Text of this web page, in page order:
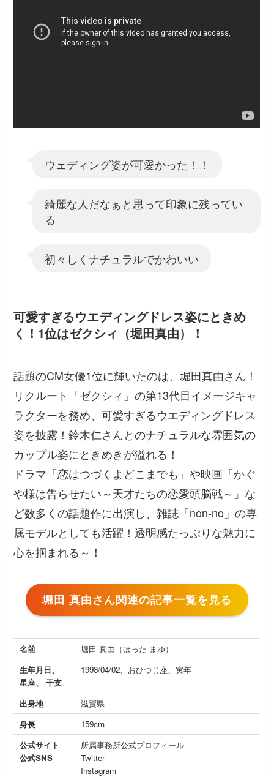
ウェディング姿が可愛かった！！
綺麗な人だなぁと思って印象に残ってい
る
初々しくナチュラルでかわいい
可愛すぎるウエディングドレス姿にときめ
く！1位はゼクシィ（堀田真由）！
話題のCM女優1位に輝いたのは、堀田真由さん！
リクルート「ゼクシィ」の第13代目イメージキャ
ラクターを務め、可愛すぎるウエディングドレス
姿を披露！鈴木仁さんとのナチュラルな雰囲気の
カップル姿にときめきが溢れる！
ドラマ「恋はつづくよどこまでも」や映画「かぐ
や様は告らせたい～天才たちの恋愛頭脳戦～」な
ど数多くの話題作に出演し、雑誌「non‐no」の専
属モデルとしても活躍！透明感たっぷりな魅力に
心を掴まれる～！
堀田 真由さん関連の記事一覧を見る
名前
堀田 真由（ほった まゆ）
生年月日、
星座、 干支
1998/04/02、おひつじ座、寅年
出身地
滋賀県
身長
159cm
公式サイト
公式SNS
所属事務所公式プロフィール
Twitter
Instagram